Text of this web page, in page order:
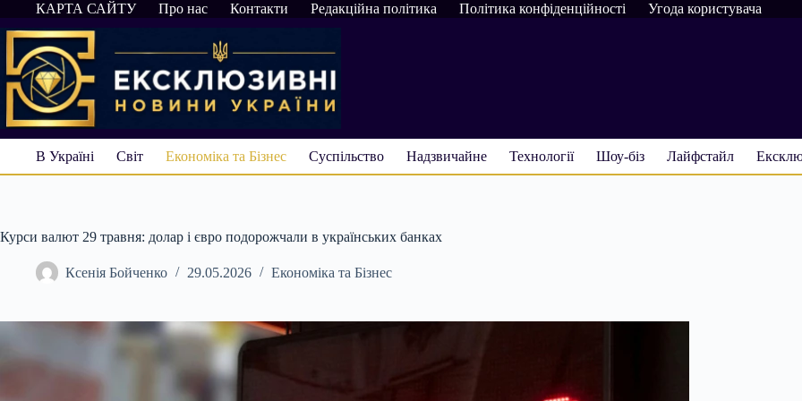
Перейти
до
вмісту
КАРТА САЙТУ Про нас Контакти Редакційна політика Політика конфіденційності Угода користувача
В Україні Світ Економіка та Бізнес Суспільство Надзвичайне Технології Шоу-біз Лайфстайл
Курси валют 29 травня: долар і євро подорожчали в українських банках
Ксенія Бойченко 29.05.2026 Економіка та Бізнес